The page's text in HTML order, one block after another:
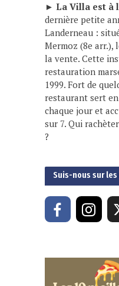
► La Villa est à
dernière petite
Landerneau :
Mermoz (8e
la vente. Cette
restauration
1999. Fort de
restaurant sert
chaque jour et
sur 7. Qui
?
Suis-nous sur les